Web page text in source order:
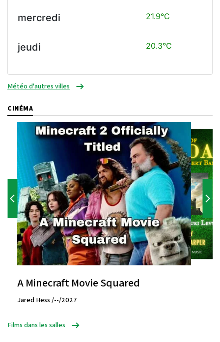
mercredi 21.9°C
jeudi 20.3°C
Météo d'autres villes
CINÉMA
A Minecraft Movie Squared
Jared Hess /--/2027
Films dans les salles